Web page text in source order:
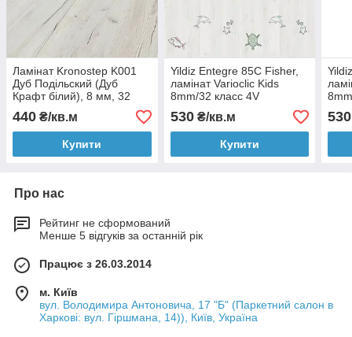
Ламінат Kronostep K001
Дуб Подільский (Дуб
Крафт білий), 8 мм, 32
клас
440 ₴/кв.м
Купити
Yildiz Entegre 85C Fisher,
ламінат Varioclic Kids
8mm/32 класс 4V
530₴/кв.м
Купити
530
Про нас
Рейтинг не сформований
Менше 5 відгуків за останній рік
Працює з 26.03.2014
м. Київ
вул. Володимира Антоновича, 17 "Б" (Паркетний салон в
Харкові: вул. Гіршмана, 14)), Київ, Україна